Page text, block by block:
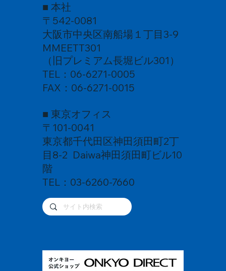
■ 本社
〒542-0081
大阪市中央区南船場１丁目3-9
MMEETT301
（旧プレミアム長堀ビル301）
TEL：06-6271-0005
FAX：06-6271-0015
■ 東京オフィス
〒101-0041
東京都千代田区神田須田町2丁
目8-2 Daiwa神田須田町ビル10
階
TEL：03-6260-7660